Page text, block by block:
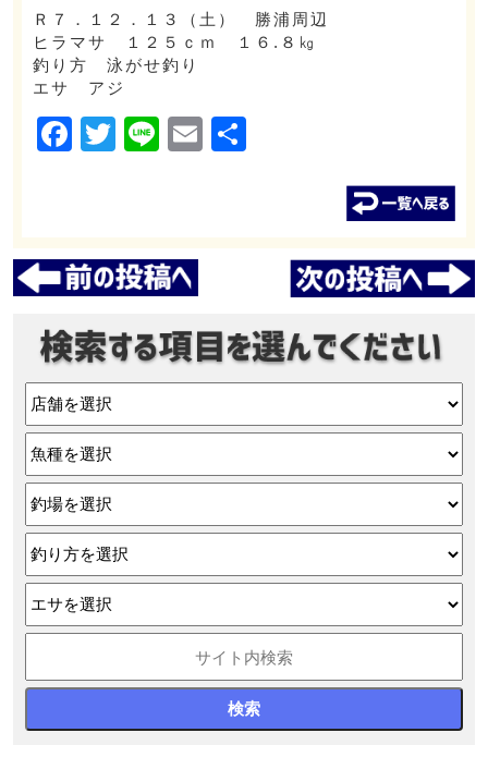
Ｒ７．１２．１３（土） 勝浦周辺
ヒラマサ １２５ｃｍ １６.８㎏
釣り方 泳がせ釣り
エサ アジ
Facebook
Twitter
LineEmail